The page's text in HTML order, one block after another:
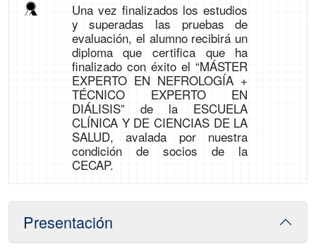
Una vez finalizados los estudios
y superadas las pruebas de
evaluación, el alumno recibirá un
diploma que certifica que ha
finalizado con éxito el “MÁSTER
EXPERTO EN NEFROLOGÍA +
TÉCNICO EXPERTO EN
DIÁLISIS” de la ESCUELA
CLÍNICA Y DE CIENCIAS DE LA
SALUD, avalada por nuestra
condición de socios de la
CECAP.
Presentación